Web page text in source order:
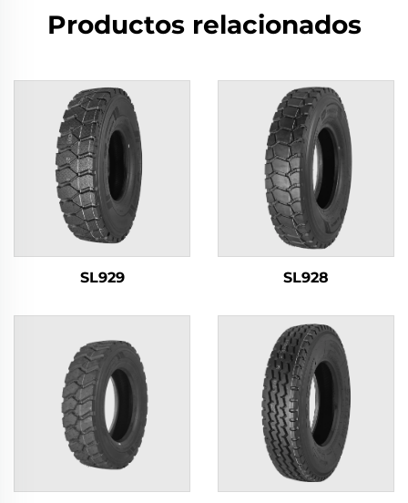
Productos relacionados
SL929 SL928